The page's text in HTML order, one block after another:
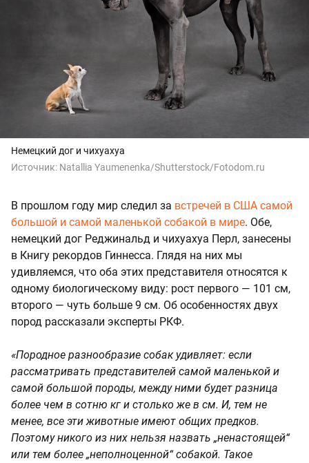
Немецкий дог и чихуахуа
Источник: Natallia Yaumenenka/Shutterstock/Fotodom.ru
В прошлом году мир следил за встречей в США самой
большой и самой маленькой собакой в мире. Обе,
немецкий дог Реджинальд и чихуахуа Перл, занесены
в Книгу рекордов Гиннесса. Глядя на них мы
удивляемся, что оба этих представителя относятся к
одному биологическому виду: рост первого — 101 см,
второго — чуть больше 9 см. Об особенностях двух
пород рассказали эксперты РКФ.
«Породное разнообразие собак удивляет: если
рассматривать представителей самой маленькой и
самой большой породы, между ними будет разница
более чем в сотню кг и столько же в см. И, тем не
менее, все эти животные имеют общих предков.
Поэтому никого из них нельзя назвать „ненастоящей“
или тем более „неполноценной“ собакой. Такое